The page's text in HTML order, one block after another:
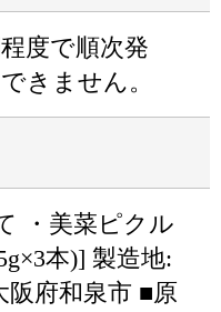
度で順次発
きません。
・美菜ピクル
本)] 製造地:
阪府和泉市 ■原